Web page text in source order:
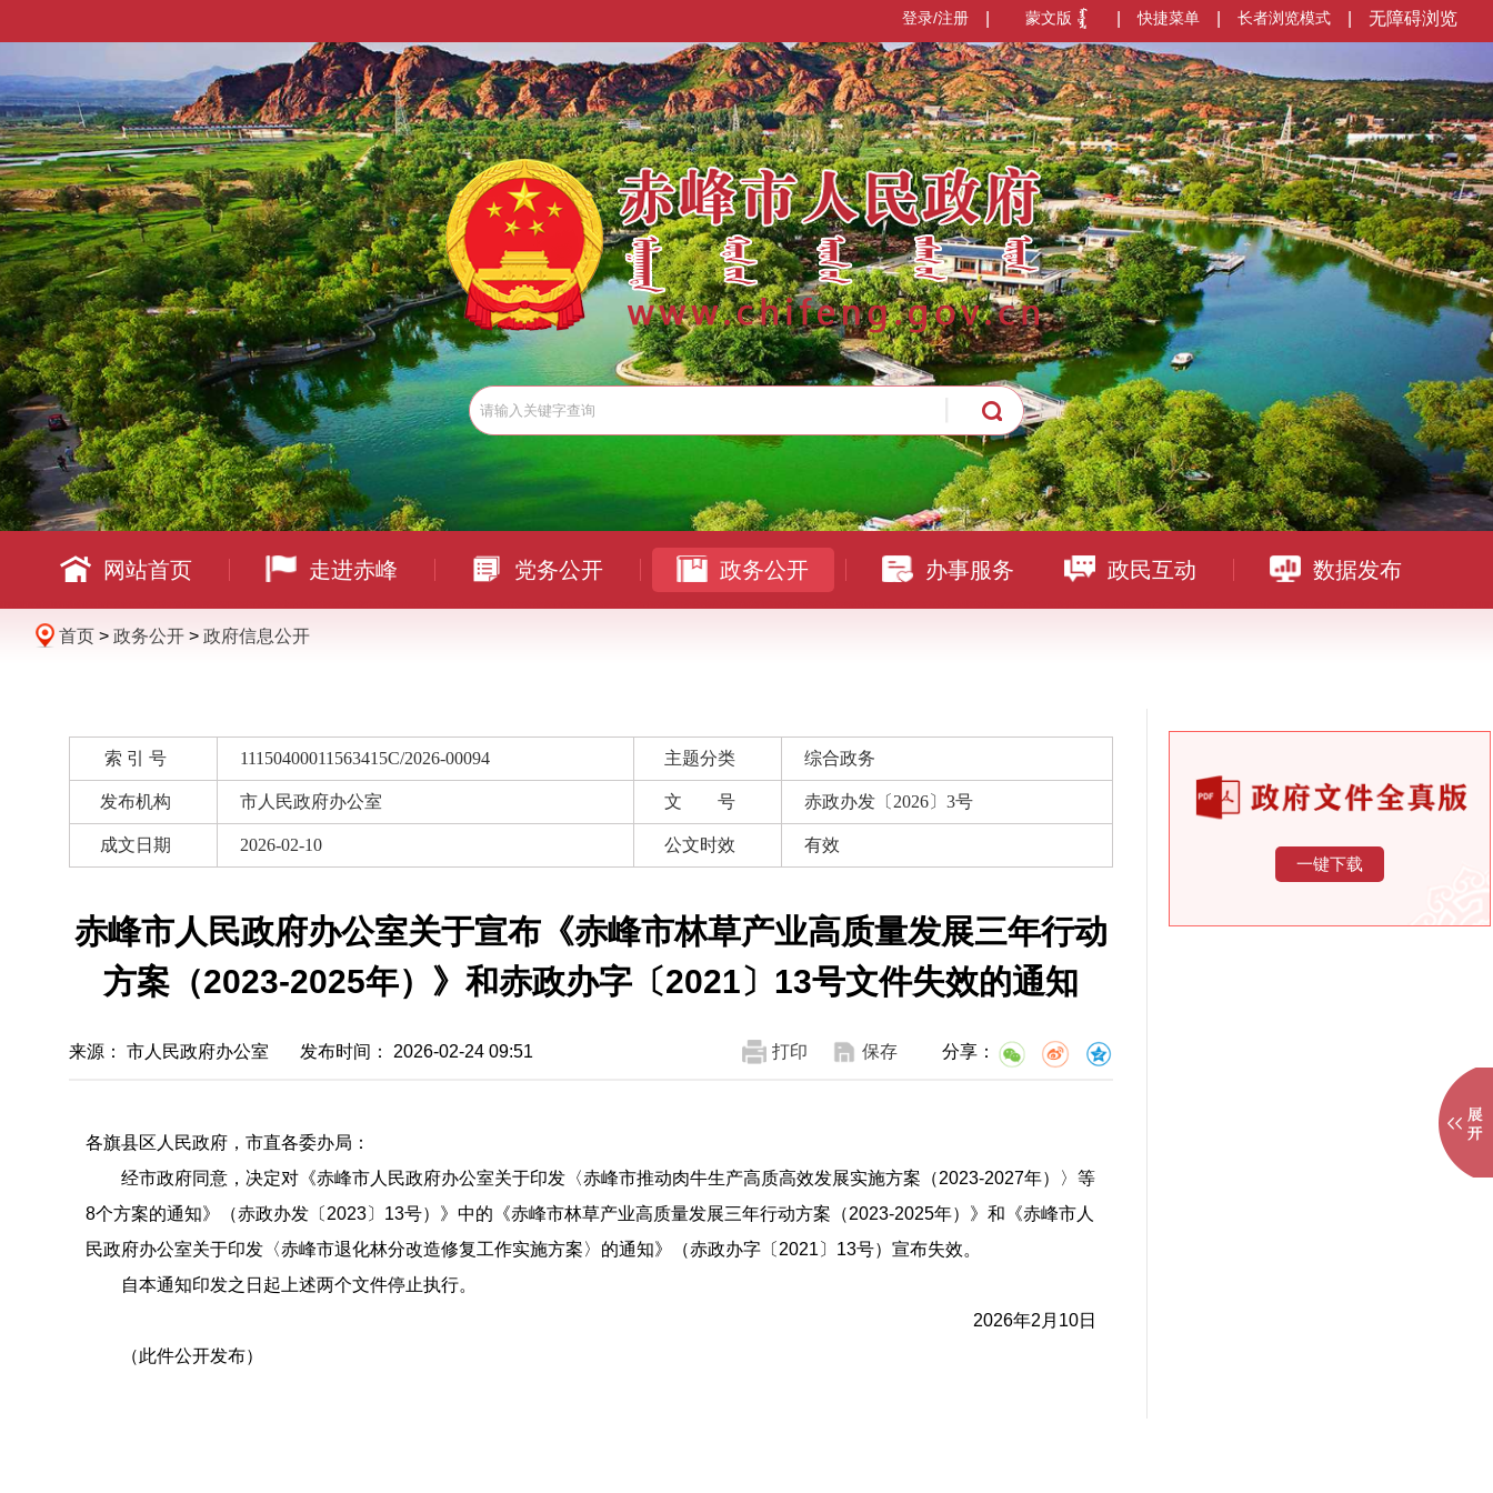
无障碍浏览
长者浏览模式
快捷菜单
蒙文版
登录/注册
网站首页 走进赤峰 党务公开 政务公开 办事服务 政民互动 数据发布
首页 > 政务公开 > 政府信息公开
索 引 号 11150400011563415C/2026-00094 主题分类 综合政务
发布机构 市人民政府办公室 文 号 赤政办发〔2026〕3号
成文日期 2026-02-10 公文时效 有效
赤峰市人民政府办公室关于宣布《赤峰市林草产业高质量发展三年行动
方案（2023-2025年）》和赤政办字〔2021〕13号文件失效的通知
来源： 市人民政府办公室 发布时间： 2026-02-24 09:51 打印 保存 分享：
各旗县区人民政府，市直各委办局：
经市政府同意，决定对《赤峰市人民政府办公室关于印发〈赤峰市推动肉牛生产高质高效发展实施方案（2023-2027年）〉等
8个方案的通知》（赤政办发〔2023〕13号）》中的《赤峰市林草产业高质量发展三年行动方案（2023-2025年）》和《赤峰市人
民政府办公室关于印发〈赤峰市退化林分改造修复工作实施方案〉的通知》（赤政办字〔2021〕13号）宣布失效。
自本通知印发之日起上述两个文件停止执行。
2026年2月10日
（此件公开发布）
一键下载